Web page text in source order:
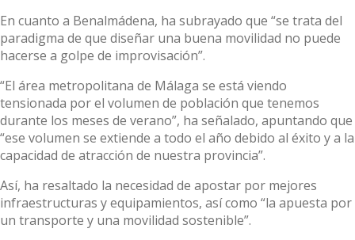
En cuanto a Benalmádena, ha subrayado que “se trata del
paradigma de que diseñar una buena movilidad no puede
hacerse a golpe de improvisación”.
“El área metropolitana de Málaga se está viendo
tensionada por el volumen de población que tenemos
durante los meses de verano”, ha señalado, apuntando que
“ese volumen se extiende a todo el año debido al éxito y a la
capacidad de atracción de nuestra provincia”.
Así, ha resaltado la necesidad de apostar por mejores
infraestructuras y equipamientos, así como “la apuesta por
un transporte y una movilidad sostenible”.